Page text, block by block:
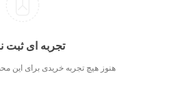
تجربه ای ثبت
هنوز هیچ تجربه خریدی برای